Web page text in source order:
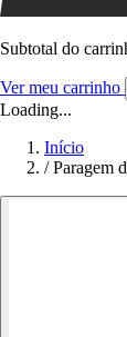
Subtotal do
Ver meu carrinho
Loading...
Início
/ Paragem